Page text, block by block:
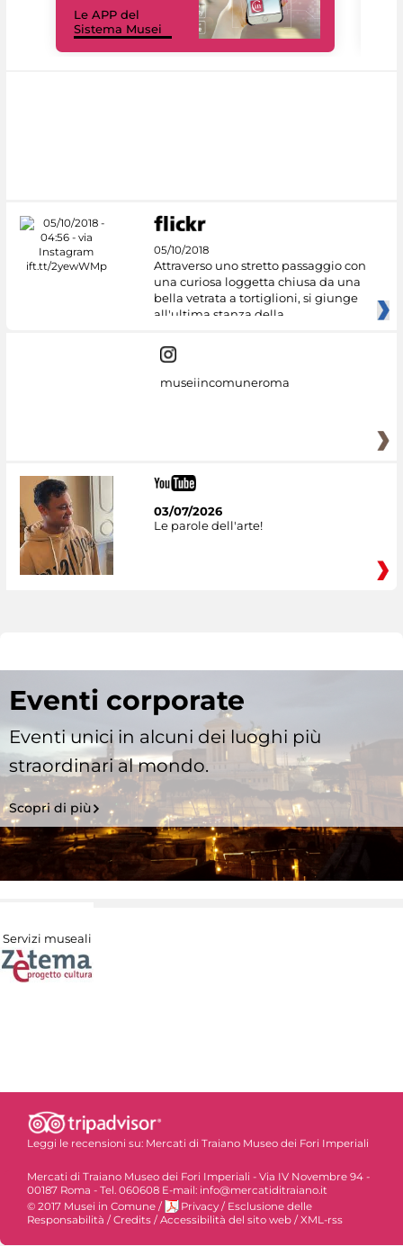
Le APP del
Sistema Musei
05/10/2018
Attraverso uno stretto passaggio con
una curiosa loggetta chiusa da una
bella vetrata a tortiglioni, si giunge
all'ultima stanza della
museiincomuneroma
03/07/2026
Le parole dell'arte!
Eventi corporate
Eventi unici in alcuni dei luoghi più
straordinari al mondo.
Scopri di più
Servizi museali
Leggi le recensioni su: Mercati di Traiano Museo dei Fori Imperiali
Mercati di Traiano Museo dei Fori Imperiali - Via IV Novembre 94 -
00187 Roma - Tel. 060608 E-mail: info@mercatiditraiano.it
© 2017 Musei in Comune / Privacy / Esclusione delle
Responsabilità /Credits /Accessibilità del sito web /XML-rss